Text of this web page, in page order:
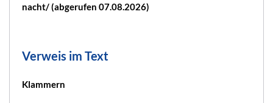
nacht/ (abgerufen 07.08.2026)
Verweis im Text
Klammern